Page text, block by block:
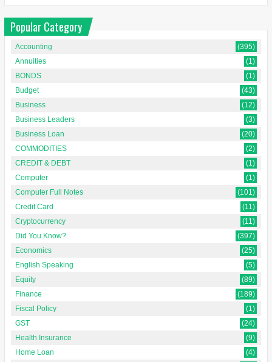
Popular Category
Accounting
(395)
Annuities
(1)
BONDS
(1)
Budget
(43)
Business
(12)
Business Leaders
(3)
Business Loan
(20)
COMMODITIES
(2)
CREDIT & DEBT
(1)
Computer
(1)
Computer Full Notes
(101)
Credit Card
(11)
Cryptocurrency
(11)
Did You Know?
(397)
Economics
(25)
English Speaking
(5)
Equity
(89)
Finance
(189)
Fiscal Policy
(1)
GST
(24)
Health Insurance
(9)
Home Loan
(4)